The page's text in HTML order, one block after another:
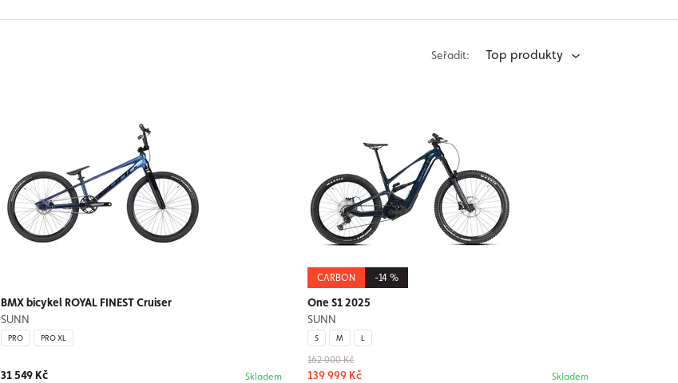
Seřadit: Top produkty
BMX bicykel ROYAL FINEST Cruiser
SUNN
PRO PRO XL
31 549 Kč Skladem
CARBON -14 %
One S1 2025
SUNN
S M L
162 000 Kč
139 999 Kč Skladem